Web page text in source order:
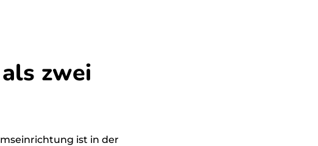
zwei
ist in der